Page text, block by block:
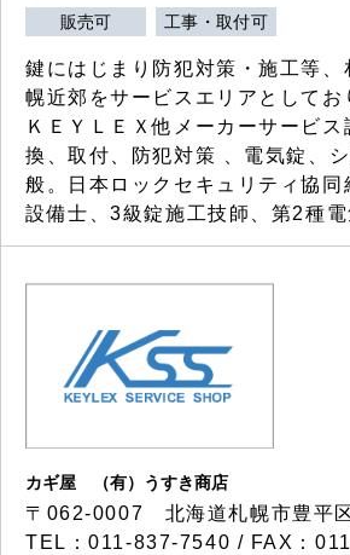
販売可 工事・取付可
鍵にはじまり防犯対策・施工等、
幌近郊をサービスエリアとしてお
ＫＥＹＬＥＸ他メーカーサービス
換、取付、防犯対策 、電気錠、
般。日本ロックセキュリティ協同
設備士、3級錠施工技師、第2種
カギ屋 （有）うすき商店
〒062-0007 北海道札幌市豊平
TEL：011-837-7540 / FAX：